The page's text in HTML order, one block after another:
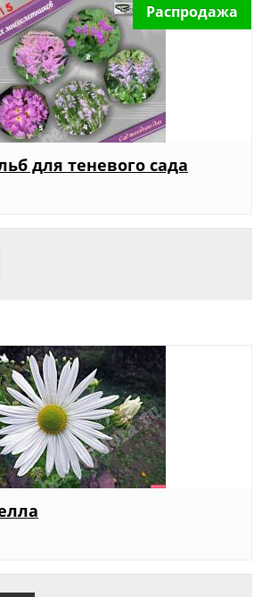
Распродажа
для теневого сада